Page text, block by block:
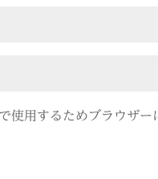
使用するためブラウザー